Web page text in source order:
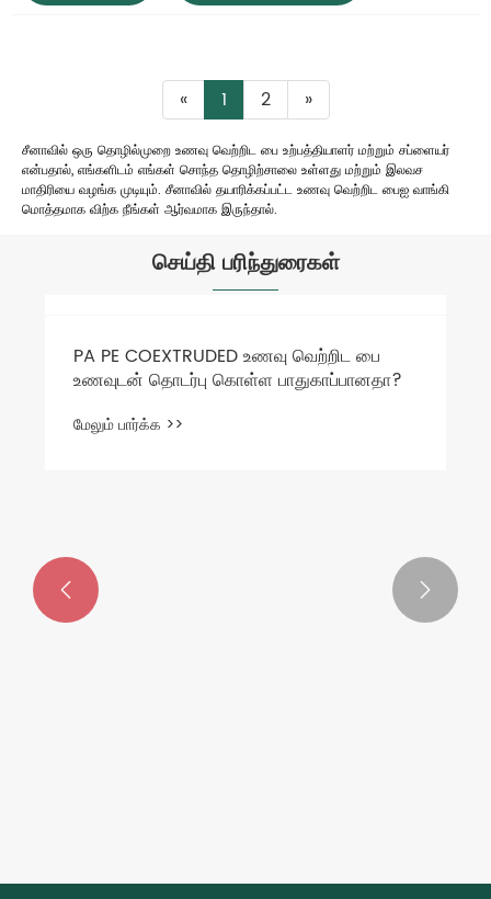
« 1 2 »
சீனாவில் ஒரு தொழில்முறை உணவு வெற்றிட பை உற்பத்தியாளர் மற்றும் சப்ளையர்
என்பதால், எங்களிடம் எங்கள் சொந்த தொழிற்சாலை உள்ளது மற்றும் இலவச
மாதிரியை வழங்க முடியும். சீனாவில் தயாரிக்கப்பட்ட உணவு வெற்றிட பைஐ வாங்கி
மொத்தமாக விற்க நீங்கள் ஆர்வமாக இருந்தால்.
செய்தி பரிந்துரைகள்
 